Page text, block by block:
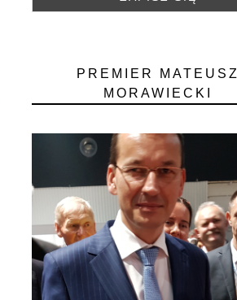
PREMIER MATEUSZ
MORAWIECKI